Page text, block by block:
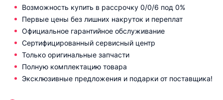
Возможность купить в рассрочку 0/0/6 под 0%
Первые цены без лишних накруток и переплат
Официальное гарантийное обслуживание
Сертифицированный сервисный центр
Только оригинальные запчасти
Полную комплектацию товара
Эксклюзивные предложения и подарки от поставщика!